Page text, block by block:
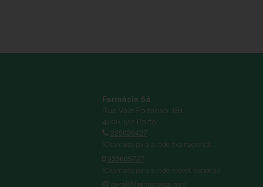
Farmácia Sá
Rua Vale Formoso, 181
4200-512 Porto
225020427
(Chamada para a rede fixa nacional)
933605727
(Chamada para a rede móvel nacional)
geral@farmaciasa.com